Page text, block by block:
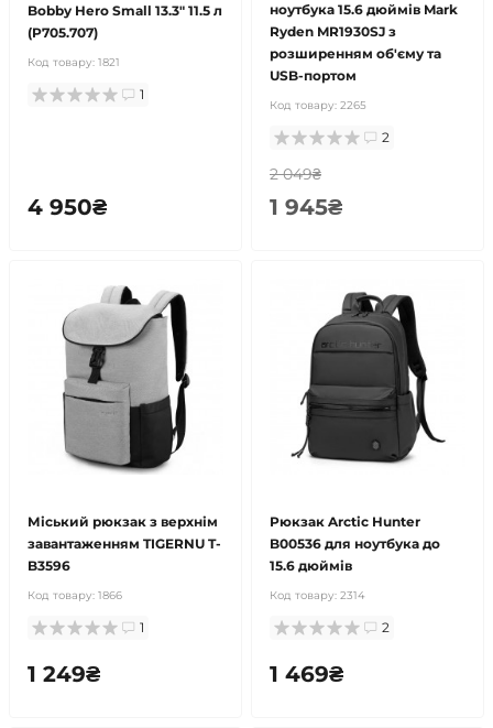
Bobby Hero Small 13.3" 11.5 л
(P705.707)
Код товару: 1821
1
4 950₴
ноутбука 15.6 дюймів Mark
Ryden MR1930SJ з
розширенням об'єму та
USB-портом
Код товару: 2265
2
2 049₴
1 945₴
Міський рюкзак з верхнім
завантаженням TIGERNU T-
B3596
Код товару: 1866
1
1 249₴
Рюкзак Arctic Hunter
B00536 для ноутбука до
15.6 дюймів
Код товару: 2314
2
1 469₴